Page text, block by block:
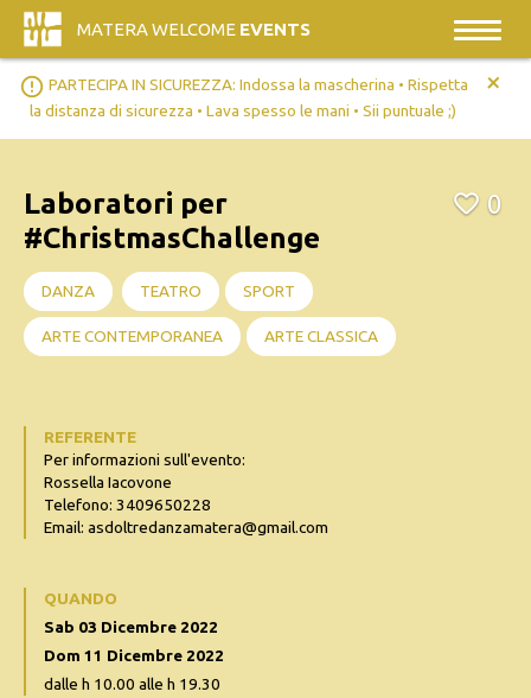
MATERA WELCOME EVENTS
error_outline PARTECIPA IN SICUREZZA: Indossa la mascherina • Rispetta
la distanza di sicurezza • Lava spesso le mani • Sii puntuale ;)
+
Laboratori per
#ChristmasChallenge
0
DANZA TEATRO SPORT
ARTE CONTEMPORANEA ARTE CLASSICA
REFERENTE
Per informazioni sull'evento:
Rossella Iacovone
Telefono: 3409650228
Email: asdoltredanzamatera@gmail.com
QUANDO
Sab 03 Dicembre 2022
Dom 11 Dicembre 2022
dalle h 10.00 alle h 19.30